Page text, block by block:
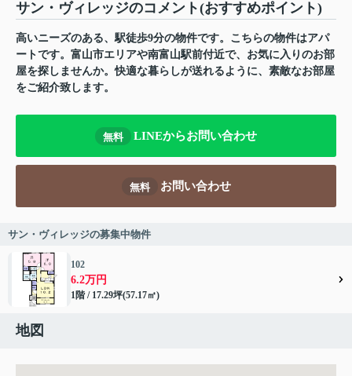
サン・ヴィレッジのコメント(おすすめポイント)
高いニーズのある、駅徒歩9分の物件です。こちらの物件はアパ
ートです。富山市エリアや南富山駅前付近で、お気に入りのお部
屋を探しませんか。快適な暮らしが送れるように、素敵なお部屋
をご紹介致します。
無料 LINEからお問い合わせ
無料 お問い合わせ
サン・ヴィレッジの募集中物件
102
6.2万円
1階 / 17.29坪(57.17㎡)
地図